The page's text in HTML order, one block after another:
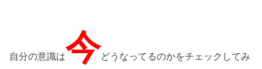
自分の意識は今どうなってるのかをチェックしてみ